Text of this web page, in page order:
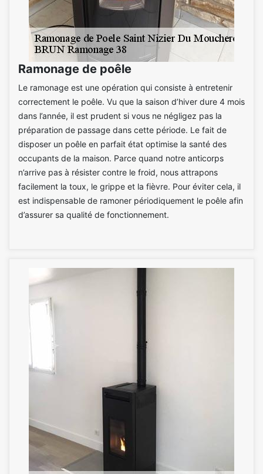
Ramonage de poêle
Le ramonage est une opération qui consiste à entretenir
correctement le poêle. Vu que la saison d’hiver dure 4 mois
dans l’année, il est prudent si vous ne négligez pas la
préparation de passage dans cette période. Le fait de
disposer un poêle en parfait état optimise la santé des
occupants de la maison. Parce quand notre anticorps
n’arrive pas à résister contre le froid, nous attrapons
facilement la toux, le grippe et la fièvre. Pour éviter cela, il
est indispensable de ramoner périodiquement le poêle afin
d’assurer sa qualité de fonctionnement.